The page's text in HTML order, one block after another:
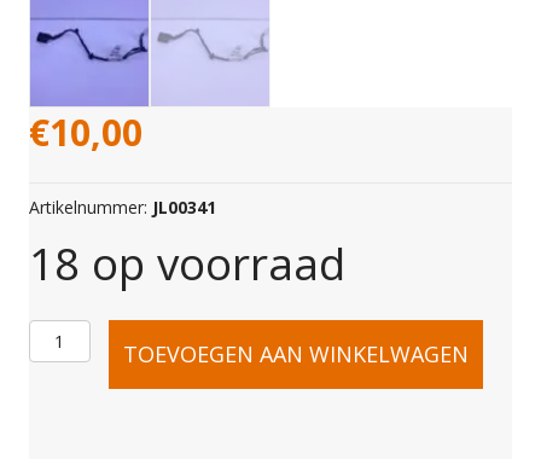
€10,00
Artikelnummer: JL00341
18 op voorraad
E-
TOEVOEGEN AAN WINKELWAGEN